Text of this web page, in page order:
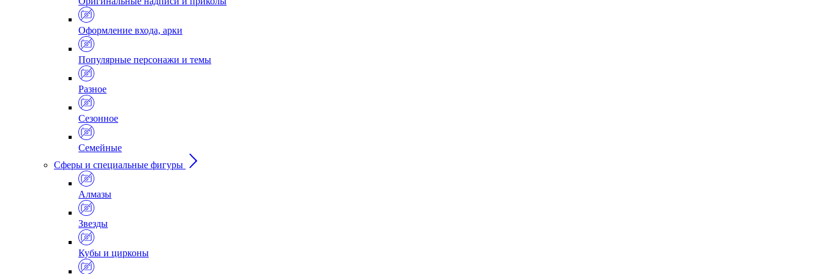
Оформление входа, арки
Популярные персонажи и темы
Разное
Сезонное
Семейные
Сферы и специальные фигуры
Алмазы
Звезды
Кубы и цирконы